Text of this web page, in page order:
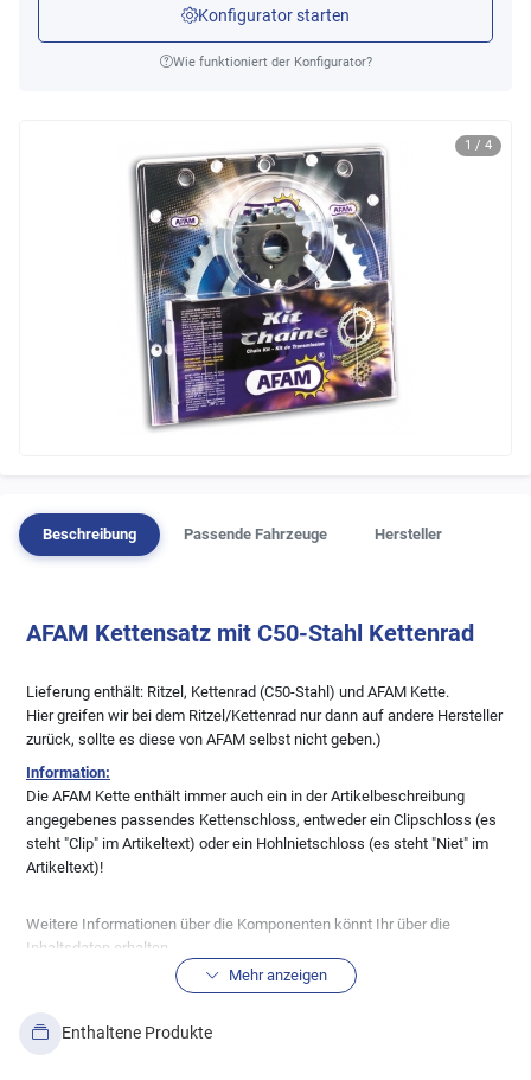
1 / 4
Konfigurator starten
Wie funktioniert der Konfigurator?
Beschreibung Passende Fahrzeuge Hersteller
AFAM Kettensatz mit C50-Stahl Kettenrad
Lieferung enthält: Ritzel, Kettenrad (C50-Stahl) und AFAM Kette.
Hier greifen wir bei dem Ritzel/Kettenrad nur dann auf andere Hersteller
zurück, sollte es diese von AFAM selbst nicht geben.)
Information:
Die AFAM Kette enthält immer auch ein in der Artikelbeschreibung
angegebenes passendes Kettenschloss, entweder ein Clipschloss (es
steht "Clip" im Artikeltext) oder ein Hohlnietschloss (es steht "Niet" im
Artikeltext)!
Weitere Informationen über die Komponenten könnt Ihr über die
Inhaltsdaten erhalten.
BITTE prüft auch anhand der technischen Zeichnung der
soweit Euch das möglich ist um Fehler zu vermeiden!
Mehr anzeigen
Enthaltene Produkte